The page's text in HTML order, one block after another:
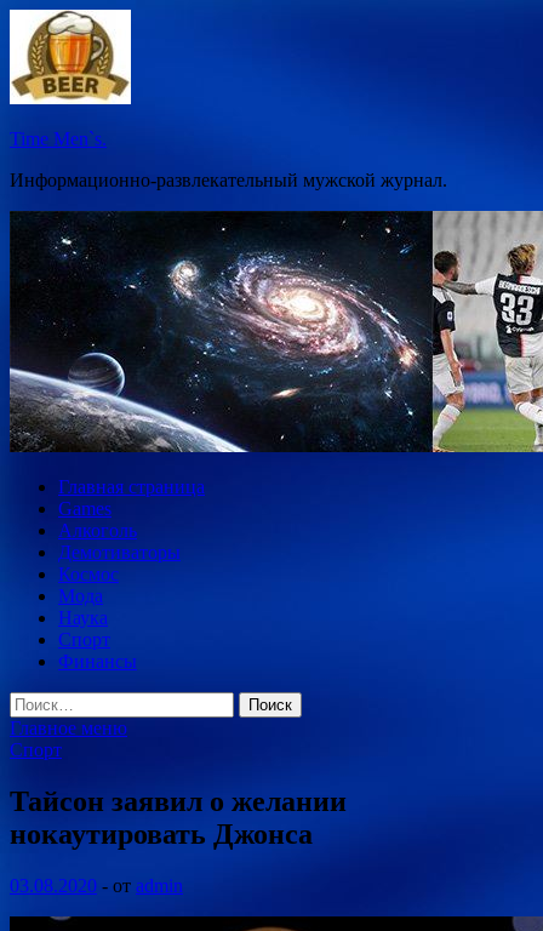
Перейти
содержимому
Time Men`s.
Информационно-развлекательный мужской журнал.
Главная страница
Games
Алкоголь
Демотиваторы
Космос
Мода
Наука
Спорт
Финансы
Найти:
Главное меню
Спорт
Тайсон заявил о желании
нокаутировать Джонса
03.08.2020 - от admin